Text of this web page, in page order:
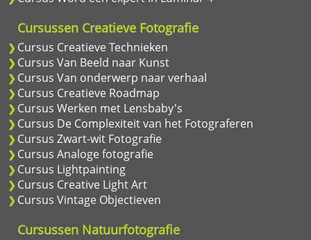
Cursussen Creatieve Fotografie
Cursus Creatieve Technieken
Cursus Van Beeld naar Kunst
Cursus Van onderwerp naar verhaal
Cursus Creatieve Roadmap
Cursus Werken met Lensbaby's
Cursus De Complexiteit van het Fotograferen
Cursus Zwart-wit Fotografie
Cursus Analoge fotografie
Cursus Lightpainting
Cursus Creative Light Art
Cursus Vintage Objectieven
Cursussen Natuurfotografie